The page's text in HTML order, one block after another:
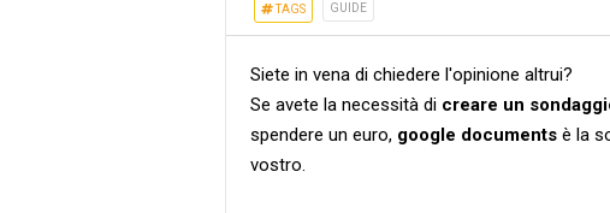
TAGS GUIDE
Siete in vena di chiedere l'opinione altrui?
Se avete la necessità di creare un
spendere un euro, google documents è la
vostro.